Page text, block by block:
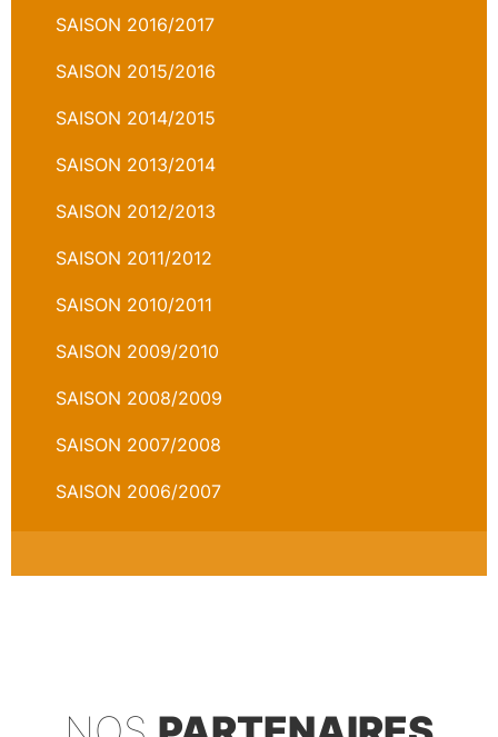
SAISON 2016/2017
SAISON 2015/2016
SAISON 2014/2015
SAISON 2013/2014
SAISON 2012/2013
SAISON 2011/2012
SAISON 2010/2011
SAISON 2009/2010
SAISON 2008/2009
SAISON 2007/2008
SAISON 2006/2007